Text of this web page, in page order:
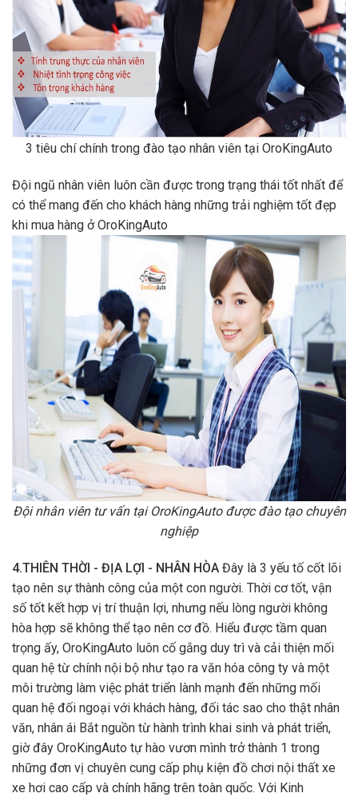
3 tiêu chí chính trong đào tạo nhân viên tại OroKingAuto
Đội ngũ nhân viên luôn cần được trong trạng thái tốt nhất để
có thể mang đến cho khách hàng những trải nghiệm tốt đẹp
khi mua hàng ở OroKingAuto
Đội nhân viên tư vấn tại OroKingAuto được đào tạo chuyên
nghiệp
4.THIÊN THỜI - ĐỊA LỢI - NHÂN HÒA Đây là 3 yếu tố cốt lõi
tạo nên sự thành công của một con người. Thời cơ tốt, vận
số tốt kết hợp vị trí thuận lợi, nhưng nếu lòng người không
hòa hợp sẽ không thể tạo nên cơ đồ. Hiểu được tầm quan
trọng ấy, OroKingAuto luôn cố gắng duy trì và cải thiện mối
quan hệ từ chính nội bộ như tạo ra văn hóa công ty và một
môi trường làm việc phát triển lành mạnh đến những mối
quan hệ đối ngoại với khách hàng, đối tác sao cho thật nhân
văn, nhân ái Bắt nguồn từ hành trình khai sinh và phát triển,
giờ đây OroKingAuto tự hào vươn mình trở thành 1 trong
những đơn vị chuyên cung cấp phụ kiện đồ chơi nội thất xe
xe hơi cao cấp và chính hãng trên toàn quốc. Với Kinh